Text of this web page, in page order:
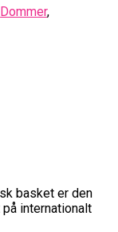
Dommer,
basket er den
internationalt